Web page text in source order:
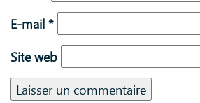
E-mail *
Site web